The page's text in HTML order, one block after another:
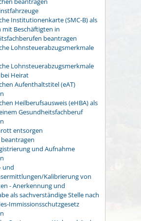
Institutionenkarte (SMC-B) als
Beschäftigten in
beantragen
Lohnsteuerabzugsmerkmale
Lohnsteuerabzugsmerkmale
Heirat
Aufenthaltstitel (eAT)
Heilberufsausweis (eHBA) als
Gesundheitsfachberuf
entsorgen
und Aufnahme
und
Kalibrierung von
- Anerkennung und
als sachverständige Stelle nach
Immissionsschutzgesetz